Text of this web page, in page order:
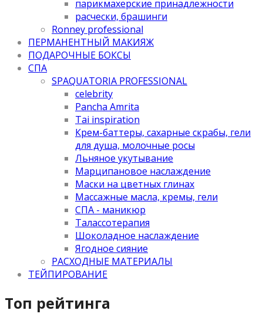
парикмахерские принадлежности
расчески, брашинги
Ronney professional
ПЕРМАНЕНТНЫЙ МАКИЯЖ
ПОДАРОЧНЫЕ БОКСЫ
СПА
SPAQUATORIA PROFESSIONAL
celebrity
Pancha Amrita
Tai inspiration
Крем-баттеры, сахарные скрабы, гели
для душа, молочные росы
Льняное укутывание
Марципановое наслаждение
Маски на цветных глинах
Массажные масла, кремы, гели
СПА - маникюр
Талассотерапия
Шоколадное наслаждение
Ягодное сияние
РАСХОДНЫЕ МАТЕРИАЛЫ
ТЕЙПИРОВАНИЕ
Топ рейтинга